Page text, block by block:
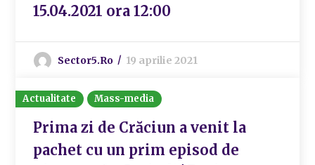
15.04.2021 ora 12:00
Sector5.ro 19 aprilie 2021
Actualitate Mass-media
Prima zi de Crăciun a venit la
pachet cu un prim episod de